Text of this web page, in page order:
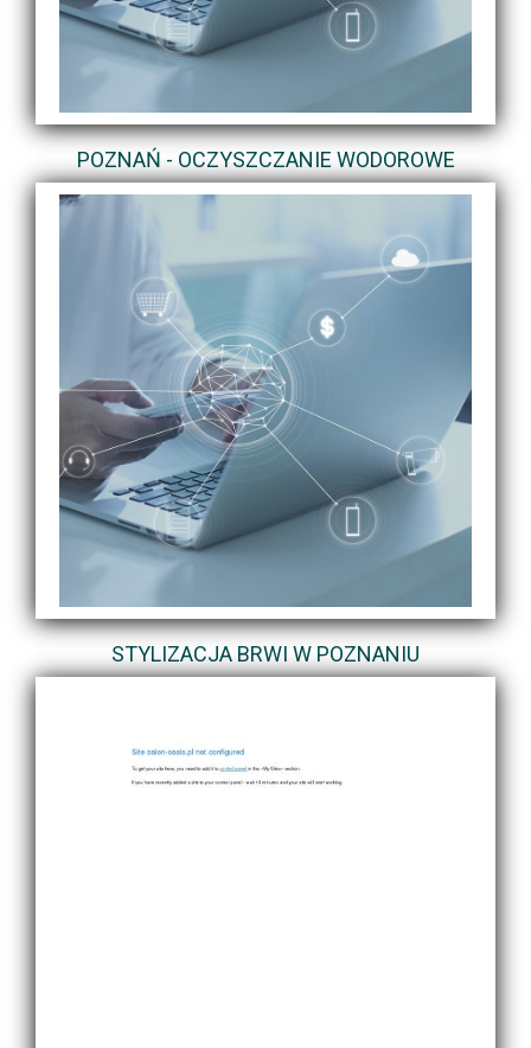
POZNAŃ - OCZYSZCZANIE WODOROWE
STYLIZACJA BRWI W POZNANIU